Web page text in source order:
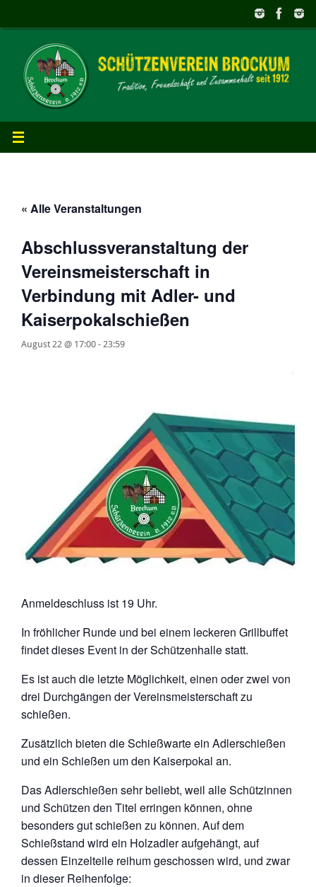
« Alle Veranstaltungen
Abschlussveranstaltung der
Vereinsmeisterschaft in
Verbindung mit Adler- und
Kaiserpokalschießen
August 22 @ 17:00-23:59
Anmeldeschluss ist 19 Uhr.
In fröhlicher Runde und bei einem leckeren Grillbuffet
findet dieses Event in der Schützenhalle statt.
Es ist auch die letzte Möglichkeit, einen oder zwei von
drei Durchgängen der Vereinsmeisterschaft zu
schießen.
Zusätzlich bieten die Schießwarte ein Adlerschießen
und ein Schießen um den Kaiserpokal an.
Das Adlerschießen sehr beliebt, weil alle Schützinnen
und Schützen den Titel erringen können, ohne
besonders gut schießen zu können. Auf dem
Schießstand wird ein Holzadler aufgehängt, auf
dessen Einzelteile reihum geschossen wird, und zwar
in dieser Reihenfolge: